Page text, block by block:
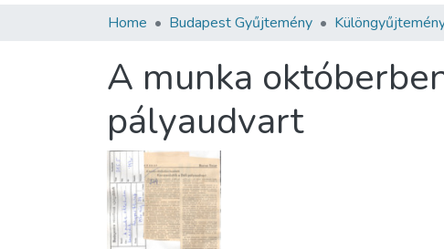
Home Budapest Gyűjtemény
A munka
pályaudvart